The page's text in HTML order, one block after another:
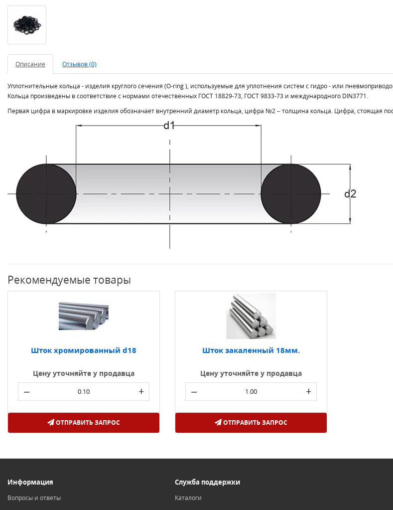
Описание Отзывов (0)
Уплотнительные кольца - изделия круглого сечения (O-ring ), используемые для уплотнения систем с гидро - или
Кольца произведены в соответствие с нормами отечественных ГОСТ 18829-73, ГОСТ 9833-73 и международного DIN3771.
Первая цифра в маркировке изделия обозначает внутренний диаметр кольца, цифра №2 – толщина кольца. Цифра, стоящая
Рекомендуемые товары
Шток хромированный d18
Цену уточняйте у продавца
– +
ОТПРАВИТЬ ЗАПРОС
Шток закаленный 18мм.
Цену уточняйте у продавца
– +
ОТПРАВИТЬ ЗАПРОС
Информация
Вопросы и ответы
Служба поддержки
Каталоги